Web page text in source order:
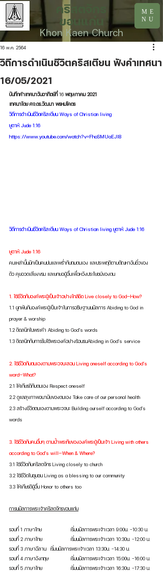
ME
NU
คริสตจักร
ขอนแก่น
Khon Kaen Church
วิถีการดำเนินชีวิตคริสเตียน ฟังคำเทศนา
16/05/2021
16 พ.ค. 2564
บันทึกคำเทศนาวันอาทิตย์ที่ 16 พฤษภาคม 2021
เทศนาโดย ศจ.ดร.วัฒนา พรหมโคตร
วิถีการดำเนินชีวิตคริสเตียน Ways of Christian living
ยูดาห์ Jude 1:16
https://www.youtube.com/watch?v=FhoSMUaEJI8
วิถีการดำเนินชีวิตคริสเตียน Ways of Christian living ยูดาห์ Jude 1:16
ยูดาห์ Jude 1:16
คนเหล่านั้นมักเป็นคนบ่นและพร่ำทับถมตนเอง และประพฤติตามตัณหาอันชั่วของ
ตัว คุยอวดเสียงขรม และยกยอผู้อื่นเพื่อหวังประโยชน์ของตน
1. ใช้ชีวิตกับองค์พระผู้เป็นเจ้าอย่างใกล้ชิด Live closely to God—How?
1.1 ผูกพันกับองค์พระผู้เป็นเจ้าในการอธิษฐานนมัสการ Abiding to God in
prayer & worship
1.2 ติดสนิทในพระคำ Abiding to God’s words
1.3 ติดสนิทกับการรับใช้พระองค์อย่างร้อนรนAbiding in God’s service
2. ใช้ชีวิตกับตนเองตามพระวจนะสอน Living oneself according to God’s
word—What?
2.1 ให้เกียรติกับตนเอง Respect oneself
2.2 ดูแลสุขภาพอนามัยของตนเอง Take care of our personal health
2.3 สร้างชีวิตตนเองตามพระวจนะ Building ourself according to God’s
words
3. ใช้ชีวิตกับคนอื่นๆ ตามน้ำพระทัยขององค์พระผู้เป็นเจ้า Living with others
according to God’s will—When & Where?
3.1 ใช้ชีวิตกับคริสตจักร Living closely to church
3.2 ใช้ชีวิตในชุมชน Living as a blessing to our community
3.3 ให้เกียรติผู้อื่น Honor to others too
การนมัสการพระเจ้าคริสตจักรขอนแก่น
รอบที่ 1 ภาษาไทย 		เริ่มนมัสการพระเจ้าเวลา 9:00น. -10:30 น.
รอบที่ 2 ภาษาไทย 		เริ่มนมัสการพระเจ้าเวลา 10:30น. -12:00 น.
รอบที่ 3 ภาษาอีสาน 	เริ่มนมัสการพระเจ้าเวลา 13:30น. -14:30 น.
รอบที่ 4 ภาษาอังกฤษ 	เริ่มนมัสการพระเจ้าเวลา 15:00น. -16:00 น.
รอบที่ 5 ภาษาไทย 		เริ่มนมัสการพระเจ้าเวลา 16:30น. -17:30 น.